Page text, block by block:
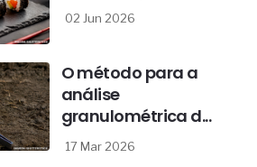
02 Jun 2026
O método para a
análise
granulométrica d...
17 Mar 2026